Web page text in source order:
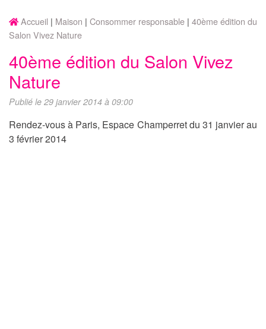
Accueil Maison Consommer responsable 40ème édition du
Salon Vivez Nature
40ème édition du Salon Vivez
Nature
Publié le 29 janvier 2014 à 09:00
Rendez-vous à Paris, Espace Champerret du 31 janvier au
3 février 2014